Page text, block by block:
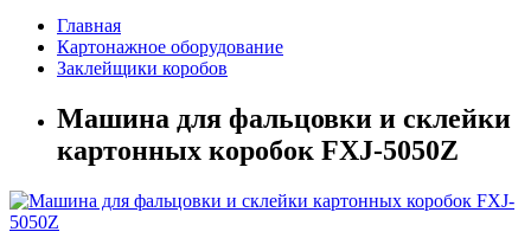
Главная
Картонажное оборудование
Заклейщики коробов
Машина для фальцовки и склейки
картонных коробок FXJ-5050Z